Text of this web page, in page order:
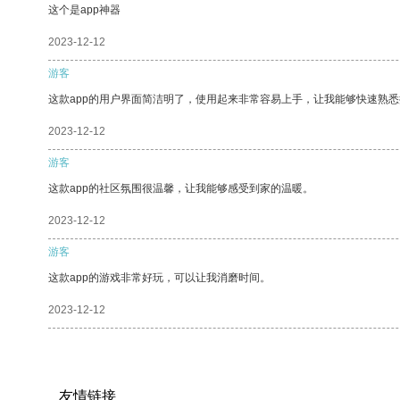
这个是app神器
2023-12-12
游客
这款app的用户界面简洁明了，使用起来非常容易上手，让我能够快速熟
2023-12-12
游客
这款app的社区氛围很温馨，让我能够感受到家的温暖。
2023-12-12
游客
这款app的游戏非常好玩，可以让我消磨时间。
2023-12-12
友情链接